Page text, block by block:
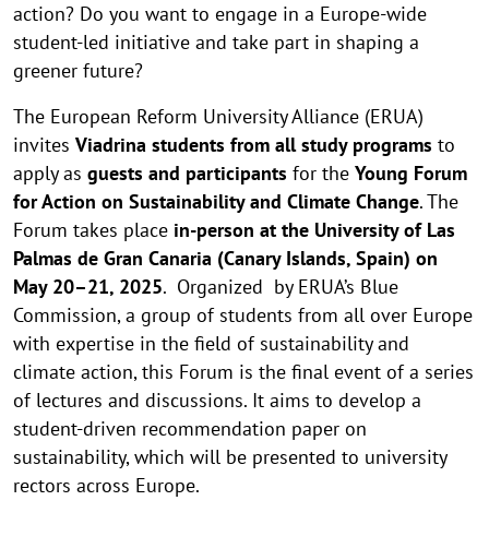
action? Do you want to engage in a Europe-wide
student-led initiative and take part in shaping a
greener future?
The European Reform University Alliance (ERUA)
invites Viadrina students from all study programs to
apply as guests and participants for the Young Forum
for Action on Sustainability and Climate Change. The
Forum takes place in-person at the University of Las
Palmas de Gran Canaria (Canary Islands, Spain) on
May 20–21, 2025. Organized by ERUA’s Blue
Commission, a group of students from all over Europe
with expertise in the field of sustainability and
climate action, this Forum is the final event of a series
of lectures and discussions. It aims to develop a
student-driven recommendation paper on
sustainability, which will be presented to university
rectors across Europe.